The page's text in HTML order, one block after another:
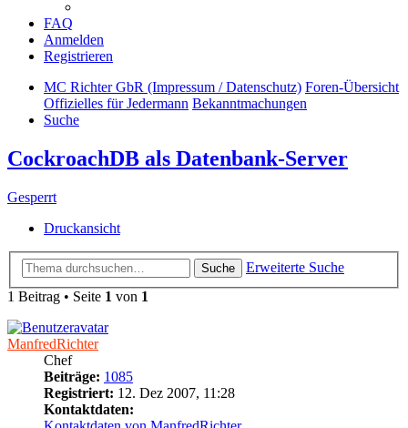
FAQ
Anmelden
Registrieren
MC Richter GbR (Impressum / Datenschutz) Foren-Übersicht
Offizielles für Jedermann Bekanntmachungen
Suche
CockroachDB als Datenbank-Server
Gesperrt
Druckansicht
Suche
Erweiterte Suche
1 Beitrag • Seite 1 von 1
ManfredRichter
Chef
Beiträge: 1085
Registriert: 12. Dez 2007, 11:28
Kontaktdaten: